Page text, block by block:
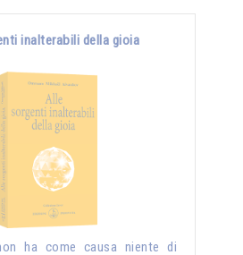
inalterabili della gioia
ha come causa niente di